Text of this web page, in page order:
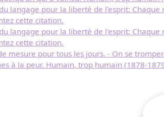
langage pour la liberté de l'esprit:
cette citation.
langage pour la liberté de l'esprit:
cette citation.
mesure pour tous les jours. - On se
à la peur. Humain, trop humain (1878-